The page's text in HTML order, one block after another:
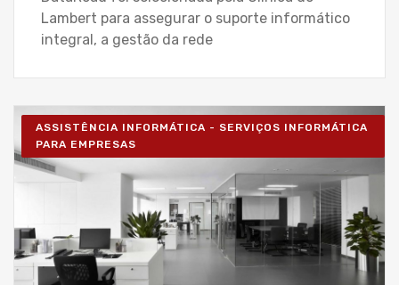
Lambert para assegurar o suporte informático
integral, a gestão da rede
ASSISTÊNCIA INFORMÁTICA - SERVIÇOS INFORMÁTICA
PARA EMPRESAS